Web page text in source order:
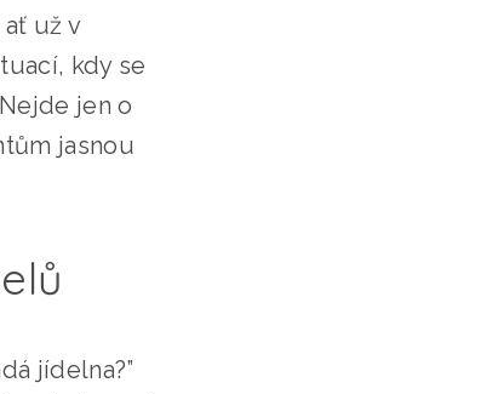
už v
kdy se
jen o
jasnou
jídelna?”